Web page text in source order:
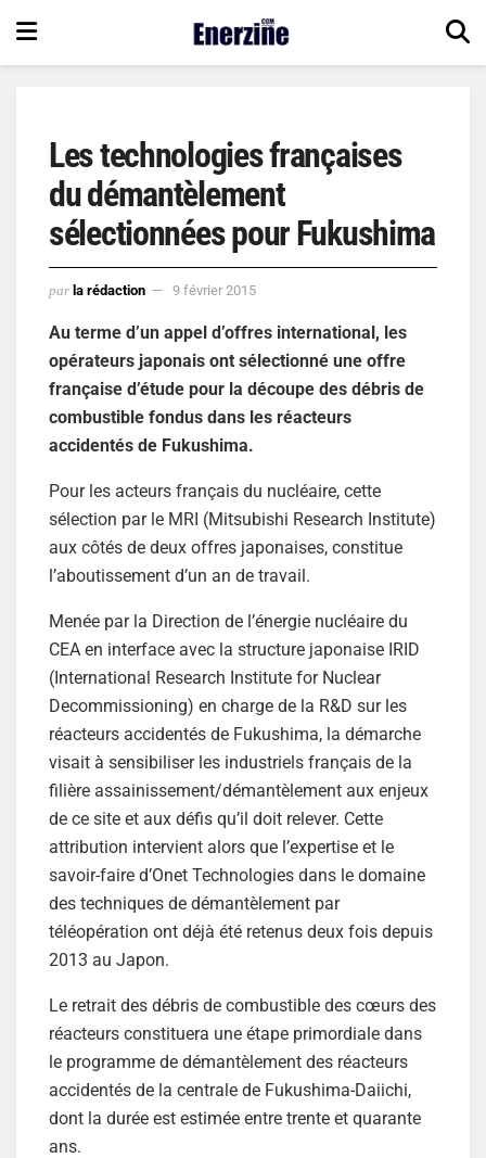
Les technologies françaises
du démantèlement
sélectionnées pour Fukushima
par la rédaction 9 février 2015
Au terme d’un appel d’offres international, les
opérateurs japonais ont sélectionné une offre
française d’étude pour la découpe des débris de
combustible fondus dans les réacteurs
accidentés de Fukushima.
Pour les acteurs français du nucléaire, cette
sélection par le MRI (Mitsubishi Research Institute)
aux côtés de deux offres japonaises, constitue
l’aboutissement d’un an de travail.
Menée par la Direction de l’énergie nucléaire du
CEA en interface avec la structure japonaise IRID
(International Research Institute for Nuclear
Decommissioning) en charge de la R&D sur les
réacteurs accidentés de Fukushima, la démarche
visait à sensibiliser les industriels français de la
filière assainissement/démantèlement aux enjeux
de ce site et aux défis qu’il doit relever. Cette
attribution intervient alors que l’expertise et le
savoir-faire d’Onet Technologies dans le domaine
des techniques de démantèlement par
téléopération ont déjà été retenus deux fois depuis
2013 au Japon.
Le retrait des débris de combustible des cœurs des
réacteurs constituera une étape primordiale dans
le programme de démantèlement des réacteurs
accidentés de la centrale de Fukushima-Daiichi,
dont la durée est estimée entre trente et quarante
ans.